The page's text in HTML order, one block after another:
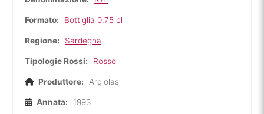
Formato: Bottiglia 0.75 cl
Regione: Sardegna
Tipologie Rossi: Rosso
Produttore: Argiolas
Annata: 1993